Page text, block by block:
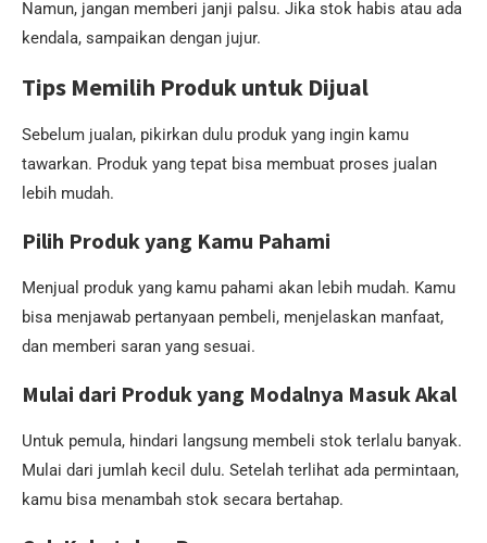
Namun, jangan memberi janji palsu. Jika stok habis atau ada
kendala, sampaikan dengan jujur.
Tips Memilih Produk untuk Dijual
Sebelum jualan, pikirkan dulu produk yang ingin kamu
tawarkan. Produk yang tepat bisa membuat proses jualan
lebih mudah.
Pilih Produk yang Kamu Pahami
Menjual produk yang kamu pahami akan lebih mudah. Kamu
bisa menjawab pertanyaan pembeli, menjelaskan manfaat,
dan memberi saran yang sesuai.
Mulai dari Produk yang Modalnya Masuk Akal
Untuk pemula, hindari langsung membeli stok terlalu banyak.
Mulai dari jumlah kecil dulu. Setelah terlihat ada permintaan,
kamu bisa menambah stok secara bertahap.